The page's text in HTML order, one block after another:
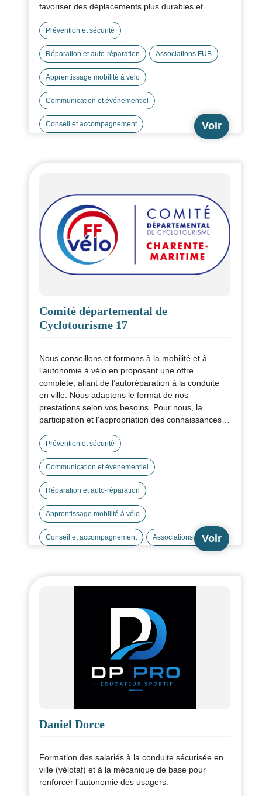
favoriser des déplacements plus durables et
Prévention et sécurité
Réparation et auto-réparation Associations FUB
Apprentissage mobilité à vélo
Communication et événementiel
Conseil et accompagnement Voir
Comité départemental de
Cyclotourisme 17
Nous conseillons et formons à la mobilité et à
l’autonomie à vélo en proposant une offre
complète, allant de l’autoréparation à la conduite
en ville. Nous adaptons le format de nos
prestations selon vos besoins. Pour nous, la
participation et l'appropriation des connaissances
Prévention et sécurité
Communication et événementiel
Réparation et auto-réparation
Apprentissage mobilité à vélo
Conseil et accompagnement Associations FUBVoir
Daniel Dorce
Formation des salariés à la conduite sécurisée en
ville (vélotaf) et à la mécanique de base pour
renforcer l’autonomie des usagers.